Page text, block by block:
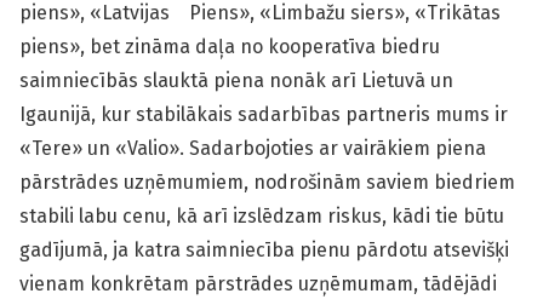
piens», «Latvijas Piens», «Limbažu siers», «Trikātas
piens», bet zināma daļa no kooperatīva biedru
saimniecībās slauktā piena nonāk arī Lietuvā un
Igaunijā, kur stabilākais sadarbības partneris mums ir
«Tere» un «Valio». Sadarbojoties ar vairākiem piena
pārstrādes uzņēmumiem, nodrošinām saviem biedriem
stabili labu cenu, kā arī izslēdzam riskus, kādi tie būtu
gadījumā, ja katra saimniecība pienu pārdotu atsevišķi
vienam konkrētam pārstrādes uzņēmumam, tādējādi